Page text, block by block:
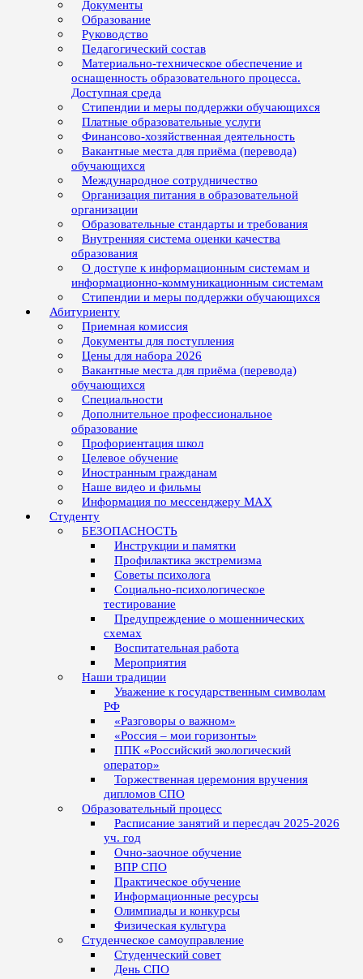
Документы
Образование
Руководство
Педагогический состав
Материально-техническое обеспечение и
оснащенность образовательного процесса.
Доступная среда
Стипендии и меры поддержки обучающихся
Платные образовательные услуги
Финансово-хозяйственная деятельность
Вакантные места для приёма (перевода)
обучающихся
Международное сотрудничество
Организация питания в образовательной
организации
Образовательные стандарты и требования
Внутренняя система оценки качества
образования
О доступе к информационным системам и
информационно-коммуникационным системам
Стипендии и меры поддержки обучающихся
Абитуриенту
Приемная комиссия
Документы для поступления
Цены для набора 2026
Вакантные места для приёма (перевода)
обучающихся
Специальности
Дополнительное профессиональное
образование
Профориентация школ
Целевое обучение
Иностранным гражданам
Наше видео и фильмы
Информация по мессенджеру MAX
Студенту
БЕЗОПАСНОСТЬ
Инструкции и памятки
Профилактика экстремизма
Советы психолога
Социально-психологическое
тестирование
Предупреждение о мошеннических
схемах
Воспитательная работа
Мероприятия
Наши традиции
Уважение к государственным символам
РФ
«Разговоры о важном»
«Россия – мои горизонты»
ППК «Российский экологический
оператор»
Торжественная церемония вручения
дипломов СПО
Образовательный процесс
Расписание занятий и пересдач 2025-2026
уч. год
Очно-заочное обучение
ВПР СПО
Практическое обучение
Информационные ресурсы
Олимпиады и конкурсы
Физическая культура
Студенческое самоуправление
Студенческий совет
День СПО